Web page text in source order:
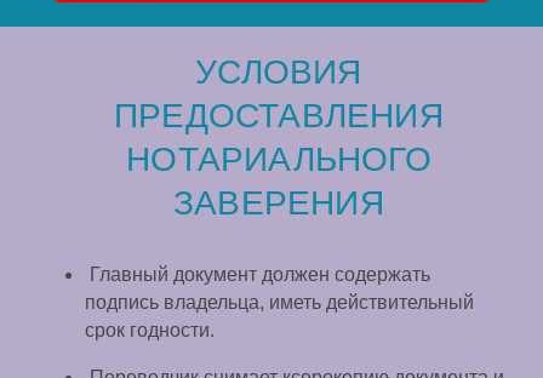
УСЛОВИЯ
ПРЕДОСТАВЛЕНИЯ
НОТАРИАЛЬНОГО
ЗАВЕРЕНИЯ
Главный документ должен содержать
подпись владельца, иметь действительный
срок годности.